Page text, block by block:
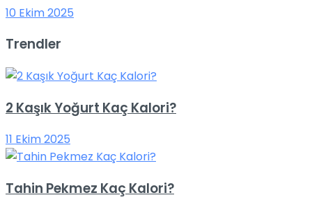
10 Ekim 2025
Trendler
2 Kaşık Yoğurt Kaç Kalori?
11 Ekim 2025
Tahin Pekmez Kaç Kalori?